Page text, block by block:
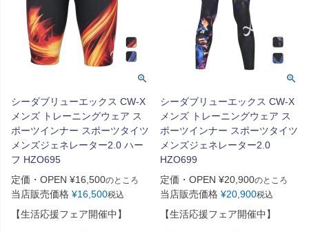
シーダブリューエックス CW-X
メンズ トレーニングウェア ス
ポーツインナー スポーツタイツ
メンズジェネレーター2.0 ハー
フ HZO695
定価・OPEN ¥16,500のところ
当店販売価格 ¥16,500税込
【生活応援フェア開催中】
シーダブリューエックス CW-X
メンズ トレーニングウェア ス
ポーツインナー スポーツタイツ
メンズジェネレーター2.0
HZO699
定価・OPEN ¥20,900のところ
当店販売価格 ¥20,900税込
【生活応援フェア開催中】